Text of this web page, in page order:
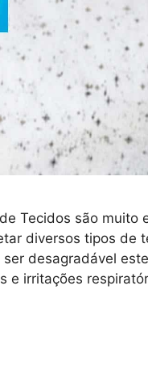
Tecidos são muito
diversos tipos de
desagradável
e irritações